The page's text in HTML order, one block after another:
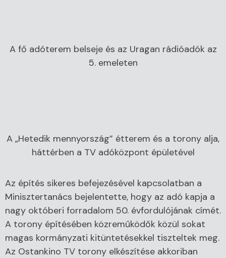
A fő adóterem belseje és az Uragan rádióadók az
5. emeleten
A „Hetedik mennyország” étterem és a torony alja,
háttérben a TV adóközpont épületével
Az építés sikeres befejezésével kapcsolatban a
Minisztertanács bejelentette, hogy az adó kapja a
nagy októberi forradalom 50. évfordulójának címét.
A torony építésében közreműködők közül sokat
magas kormányzati kitüntetésekkel tiszteltek meg.
Az Ostankino TV torony elkészítése akkoriban